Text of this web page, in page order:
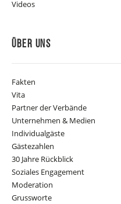
Videos
Über Uns
Fakten
Vita
Partner der Verbände
Unternehmen & Medien
Individualgäste
Gästezahlen
30 Jahre Rückblick
Soziales Engagement
Moderation
Grussworte